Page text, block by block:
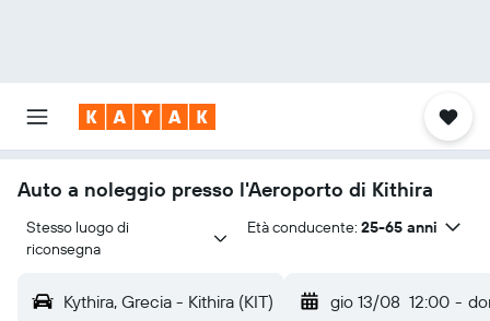
Auto a noleggio presso l'Aeroporto di Kithira
Stesso luogo di
riconsegna
Età conducente: 25-65 anni
Kythira, Grecia - Kithira (KIT) gio 13/08 12:00 -